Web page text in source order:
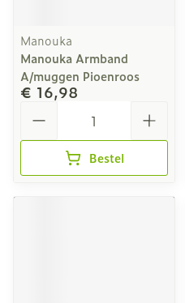
Manouka
Manouka Armband
A/muggen Pioenroos
€ 16,98
Bestel